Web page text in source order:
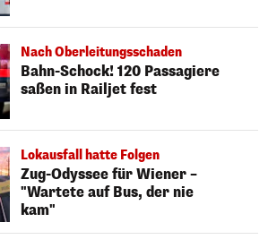
Nach Oberleitungsschaden
Bahn-Schock! 120 Passagiere
saßen in Railjet fest
Lokausfall hatte Folgen
Zug-Odyssee für Wiener –
"Wartete auf Bus, der nie
kam"